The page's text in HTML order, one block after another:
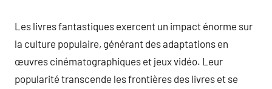
Les livres fantastiques exercent un impact énorme sur
la culture populaire, générant des adaptations en
œuvres cinématographiques et jeux vidéo. Leur
popularité transcende les frontières des livres et se